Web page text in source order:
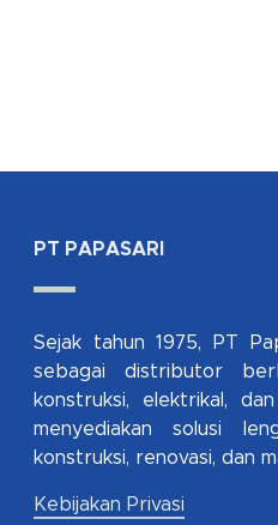
PT PAPASARI
Sejak tahun 1975, PT
sebagai distributor
konstruksi, elektrikal,
menyediakan solusi
konstruksi, renovasi, dan
Kebijakan Privasi